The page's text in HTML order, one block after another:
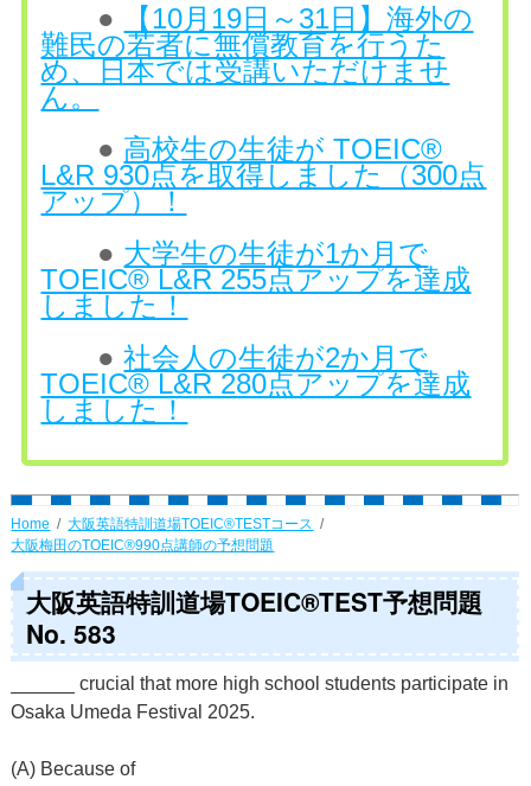
●
【10月19日～31日】海外の
難民の若者に無償教育を行うた
め、日本では受講いただけませ
ん。
● 高校生の生徒が TOEIC®
L&R 930点を取得しました（300点
アップ）！
● 大学生の生徒が1か月で
TOEIC® L&R 255点アップを達成
しました！
●社会人の生徒が2か月で
TOEIC® L&R 280点アップを達成
しました！
Home
大阪英語特訓道場TOEIC®TESTコース
大阪梅田のTOEIC®990点講師の予想問題
大阪英語特訓道場TOEIC®TEST予想問題
No. 583
______ crucial that more high school students participate in
Osaka Umeda Festival 2025.
(A) Because of